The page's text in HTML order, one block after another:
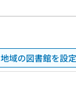
地域の図書館を設